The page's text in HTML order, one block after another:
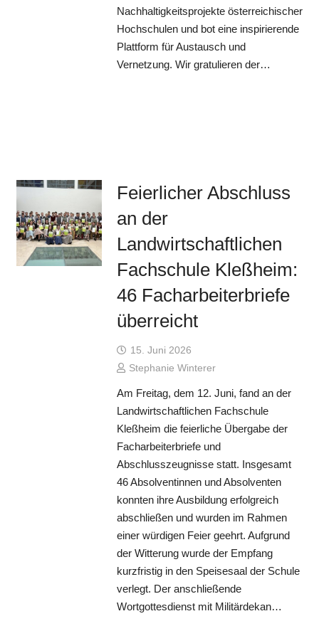
Nachhaltigkeitsprojekte österreichischer
Hochschulen und bot eine inspirierende
Plattform für Austausch und
Vernetzung. Wir gratulieren der…
Feierlicher Abschluss
an der
Landwirtschaftlichen
Fachschule Kleßheim:
46 Facharbeiterbriefe
überreicht
15. Juni 2026
Stephanie Winterer
Am Freitag, dem 12. Juni, fand an der
Landwirtschaftlichen Fachschule
Kleßheim die feierliche Übergabe der
Facharbeiterbriefe und
Abschlusszeugnisse statt. Insgesamt
46 Absolventinnen und Absolventen
konnten ihre Ausbildung erfolgreich
abschließen und wurden im Rahmen
einer würdigen Feier geehrt. Aufgrund
der Witterung wurde der Empfang
kurzfristig in den Speisesaal der Schule
verlegt. Der anschließende
Wortgottesdienst mit Militärdekan…